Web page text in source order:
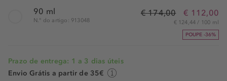
90 ml
N.° do artigo: 913048
€ 174,00 € 112,00
€ 124,44 / 100 ml
POUPE -36%
Prazo de entrega: 1 a 3 dias úteis
Envio Grátis a partir de 35€